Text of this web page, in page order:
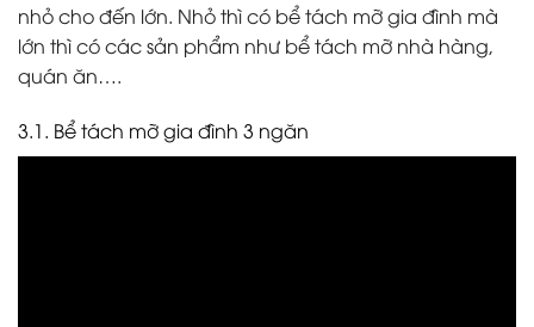
nhỏ cho đến lớn. Nhỏ thì có bể tách mỡ gia đình mà
lớn thì có các sản phẩm như bể tách mỡ nhà hàng,
quán ăn….
3.1. Bể tách mỡ gia đình 3 ngăn